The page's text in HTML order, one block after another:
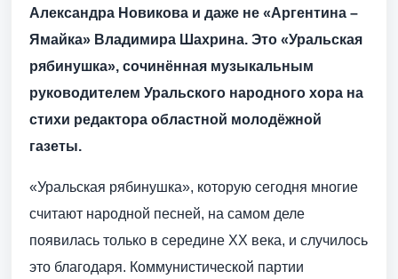
Александра Новикова и даже не «Аргентина –
Ямайка» Владимира Шахрина. Это «Уральская
рябинушка», сочинённая музыкальным
руководителем Уральского народного хора на
стихи редактора областной молодёжной
газеты.
«Уральская рябинушка», которую сегодня многие
считают народной песней, на самом деле
появилась только в середине ХХ века, и случилось
это благодаря. Коммунистической партии